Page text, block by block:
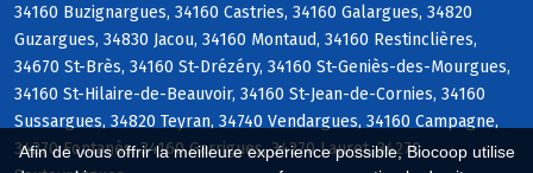
Afin de vous offrir la meilleure expérience possible, Biocoop utilise
34160 Buzignargues, 34160 Castries, 34160 Galargues, 34820
Guzargues, 34830 Jacou, 34160 Montaud, 34160 Restinclières,
34670 St-Brès, 34160 St-Drézéry, 34160 St-Geniès-des-Mourgues,
34160 St-Hilaire-de-Beauvoir, 34160 St-Jean-de-Cornies, 34160
Sussargues, 34820 Teyran, 34740 Vendargues, 34160 Campagne,
34270 Fontanès, 34160 Garrigues, 34270 Lauret, 34270